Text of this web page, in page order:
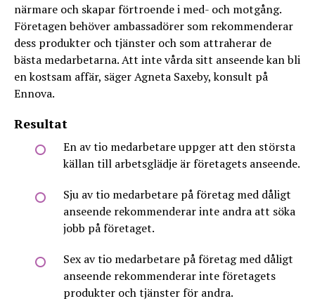
närmare och skapar förtroende i med- och motgång.
Företagen behöver ambassadörer som rekommenderar
dess produkter och tjänster och som attraherar de
bästa medarbetarna. Att inte vårda sitt anseende kan bli
en kostsam affär, säger Agneta Saxeby, konsult på
Ennova.
Resultat
En av tio medarbetare uppger att den största
källan till arbetsglädje är företagets anseende.
Sju av tio medarbetare på företag med dåligt
anseende rekommenderar inte andra att söka
jobb på företaget.
Sex av tio medarbetare på företag med dåligt
anseende rekommenderar inte företagets
produkter och tjänster för andra.